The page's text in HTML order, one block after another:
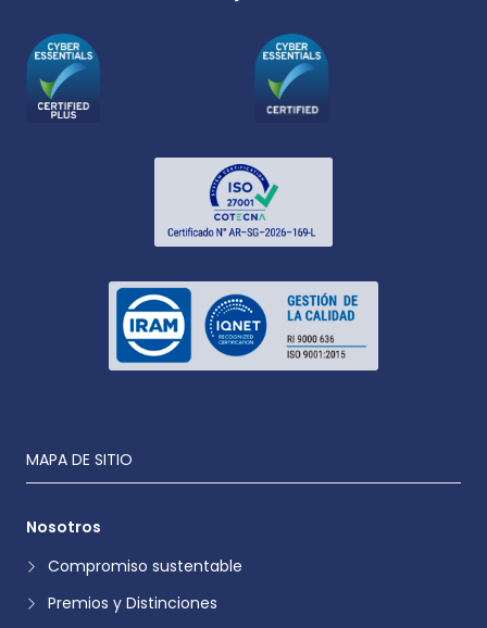
MAPA DE SITIO
Nosotros
Compromiso sustentable
Premios y Distinciones